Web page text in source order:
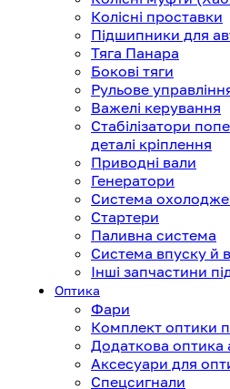
Колісні проставки
Підшипники для
Тяга Панара
Бокові тяги
Рульове
Важелі керування
Стабілізатори
деталі кріплення
Приводні вали
Генератори
Система
Стартери
Паливна система
Система впуску й
Інші запчастини
Оптика
Фари
Комплект оптики
Додаткова оптика
Аксесуари для
Спецсигнали